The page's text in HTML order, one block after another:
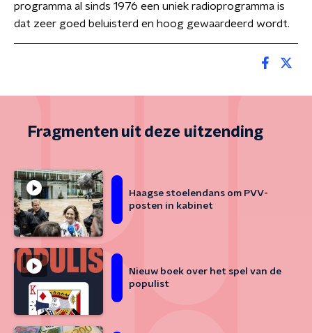
programma al sinds 1976 een uniek radioprogramma is
dat zeer goed beluisterd en hoog gewaardeerd wordt.
Fragmenten uit deze uitzending
Haagse stoelendans om PVV-
posten in kabinet
Nieuw boek over het spel van de
populist